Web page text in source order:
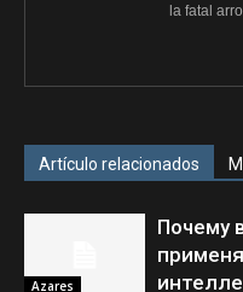
la fatal
Artículo relacionados
Azares
Почему